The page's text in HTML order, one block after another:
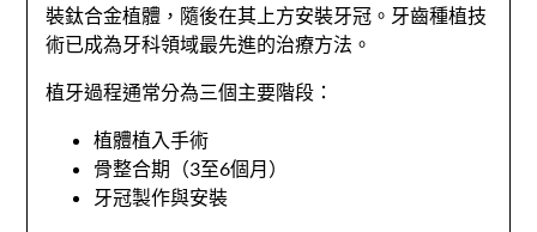
裝鈦合金植體，隨後在其上方安裝牙冠。牙齒種植技
術已成為牙科領域最先進的治療方法。
植牙過程通常分為三個主要階段：
植體植入手術
骨整合期（3至6個月）
牙冠製作與安裝